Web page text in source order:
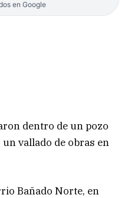
en Google
dentro de un pozo
vallado de obras en
Bañado Norte, en